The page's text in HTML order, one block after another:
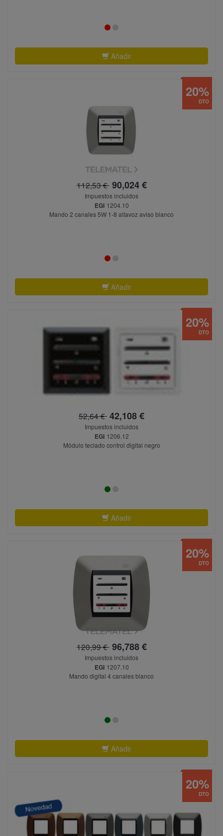
Añadir
112,53 €90,024 €
Impuestos incluidos
EGI 1204.10
Mando 2 canales 5W 1-8 altavoz aviso blanco
Añadir
DTO
20%
52,64 € 42,108 €
Impuestos incluidos
EGI 1206.12
Módulo teclado control digital negro
Añadir
DTO
20%
120,99 €96,788 €
Impuestos incluidos
EGI 1207.10
Mando digital 4 canales blanco
Añadir
DTO
20%
DTO
20%